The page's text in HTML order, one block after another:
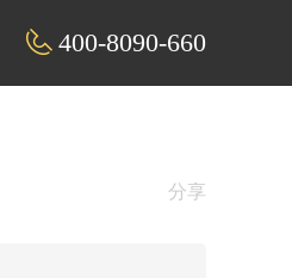
400-8090-660
分享